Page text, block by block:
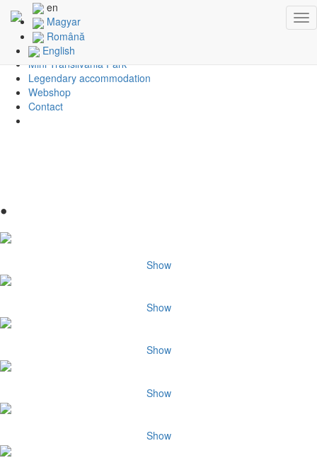
en
Magyar
Română
English
About us
Animation studio
Cartoon series
Mini Transilvania Park
Legendary accommodation
Webshop
Contact
•
Show
Show
Show
Show
Show